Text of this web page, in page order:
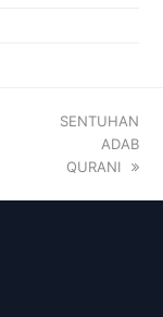
SENTUHAN
ADAB
QURANI